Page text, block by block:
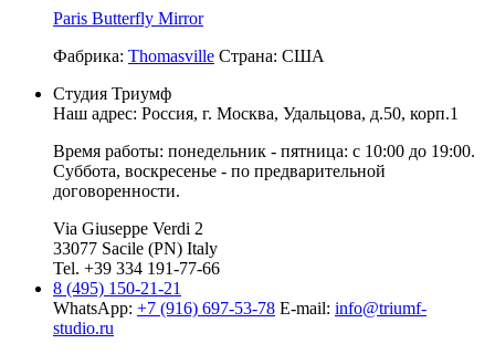
Paris Butterfly Mirror
Фабрика: Thomasville Страна: США
Студия Триумф
Наш адрес: Россия, г. Москва, Удальцова, д.50, корп.1
Время работы: понедельник - пятница: с 10:00 до 19:00.
Суббота, воскресенье - по предварительной
договоренности.
Via Giuseppe Verdi 2
33077 Sacile (PN) Italy
Tel. +39 334 191-77-66
8 (495) 150-21-21
WhatsApp: +7 (916) 697-53-78 E-mail: info@triumf-
studio.ru